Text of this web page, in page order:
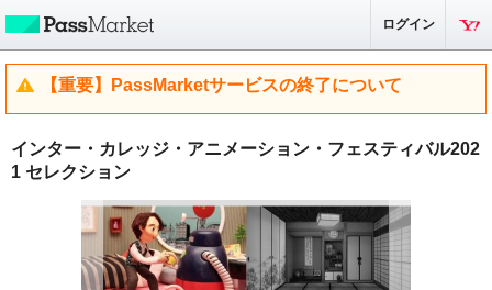
ログイン
【重要】PassMarketサービスの終了について
インター・カレッジ・アニメーション・フェスティバル202
1 セレクション